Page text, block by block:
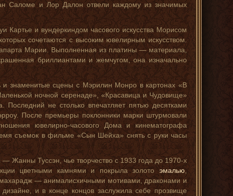
Саломе и Лор Далон отвели каждому из значимых
Картье и вундеркиндом часового искусства Морисом
сочетаются с высоким ювелирным искусством.
Марии. Выполненная из платины — материала,
бриллиантами и жемчугом, она изначально
и знаменитые сцены с Мэрилин Монро в картонах «В
ночной серенаде», «Красавица и Чудовище»
не столько впечатляет пятью десятками
После премьеры поклонники марки штурмовали
ювелирно-часового Дома и кинематографа
съемок в фильме «Сын Шейха» снять с руки часы
Жанны Туссэн, чье творчество с 1933 года до 1970-х
цветными камнями и покрыла золотоэмалью,
— анималисхичными мотивами, драконами и
и в конце концов заслужила себе прозвище